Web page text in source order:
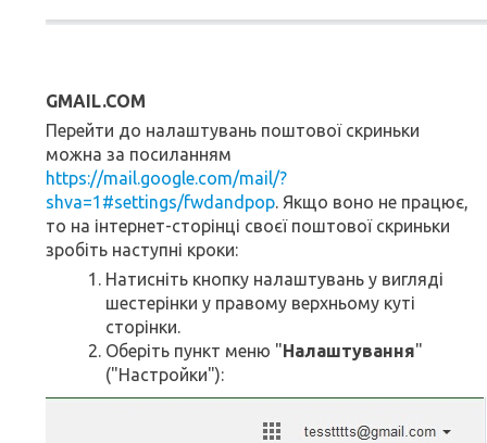
GMAIL.COM
Перейти до налаштувань поштової скриньки
можна за посиланням
https://mail.google.com/mail/?
shva=1#settings/fwdandpop . Якщо воно не працює,
то на інтернет-сторінці своєї поштової скриньки
зробіть наступні кроки:
Натисніть кнопку налаштувань у вигляді
шестерінки у правому верхньому куті
сторінки.
Оберіть пункт меню "Налаштування"
("Настройки"):